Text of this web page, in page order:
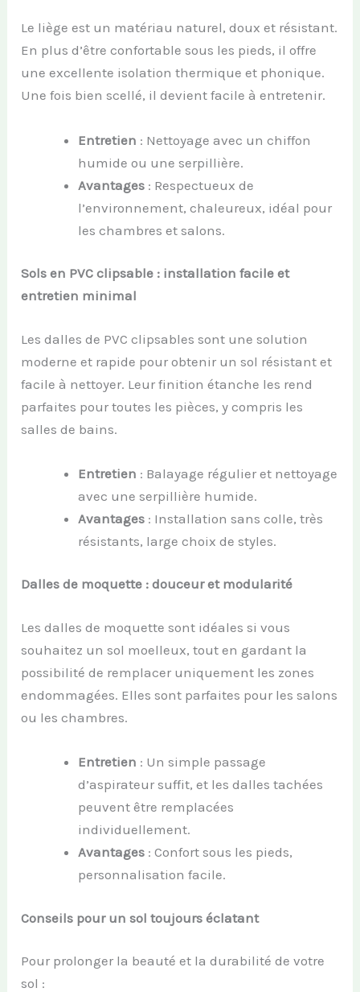
Le liège est un matériau naturel, doux et résistant.
En plus d’être confortable sous les pieds, il offre
une excellente isolation thermique et phonique.
Une fois bien scellé, il devient facile à entretenir.
Entretien : Nettoyage avec un chiffon
humide ou une serpillière.
Avantages : Respectueux de
l’environnement, chaleureux, idéal pour
les chambres et salons.
Sols en PVC clipsable : installation facile et
entretien minimal
Les dalles de PVC clipsables sont une solution
moderne et rapide pour obtenir un sol résistant et
facile à nettoyer. Leur finition étanche les rend
parfaites pour toutes les pièces, y compris les
salles de bains.
Entretien : Balayage régulier et nettoyage
avec une serpillière humide.
Avantages : Installation sans colle, très
résistants, large choix de styles.
Dalles de moquette : douceur et modularité
Les dalles de moquette sont idéales si vous
souhaitez un sol moelleux, tout en gardant la
possibilité de remplacer uniquement les zones
endommagées. Elles sont parfaites pour les salons
ou les chambres.
Entretien : Un simple passage
d’aspirateur suffit, et les dalles tachées
peuvent être remplacées
individuellement.
Avantages : Confort sous les pieds,
personnalisation facile.
Conseils pour un sol toujours éclatant
Pour prolonger la beauté et la durabilité de votre
sol :